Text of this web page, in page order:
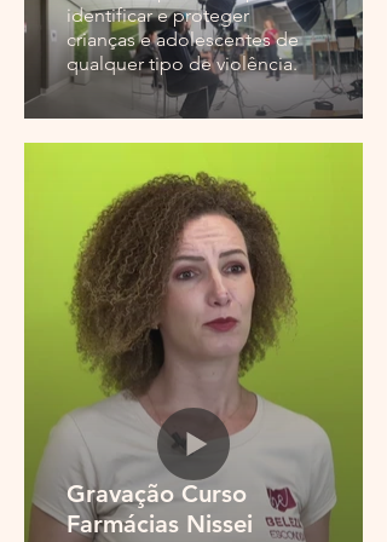
identificar e proteger
crianças e adolescentes de
qualquer tipo de violência.
Gravação Curso
Farmácias Nissei